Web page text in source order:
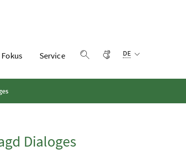
Fokus
Service
Gebärdensprache
DE
Dialoges